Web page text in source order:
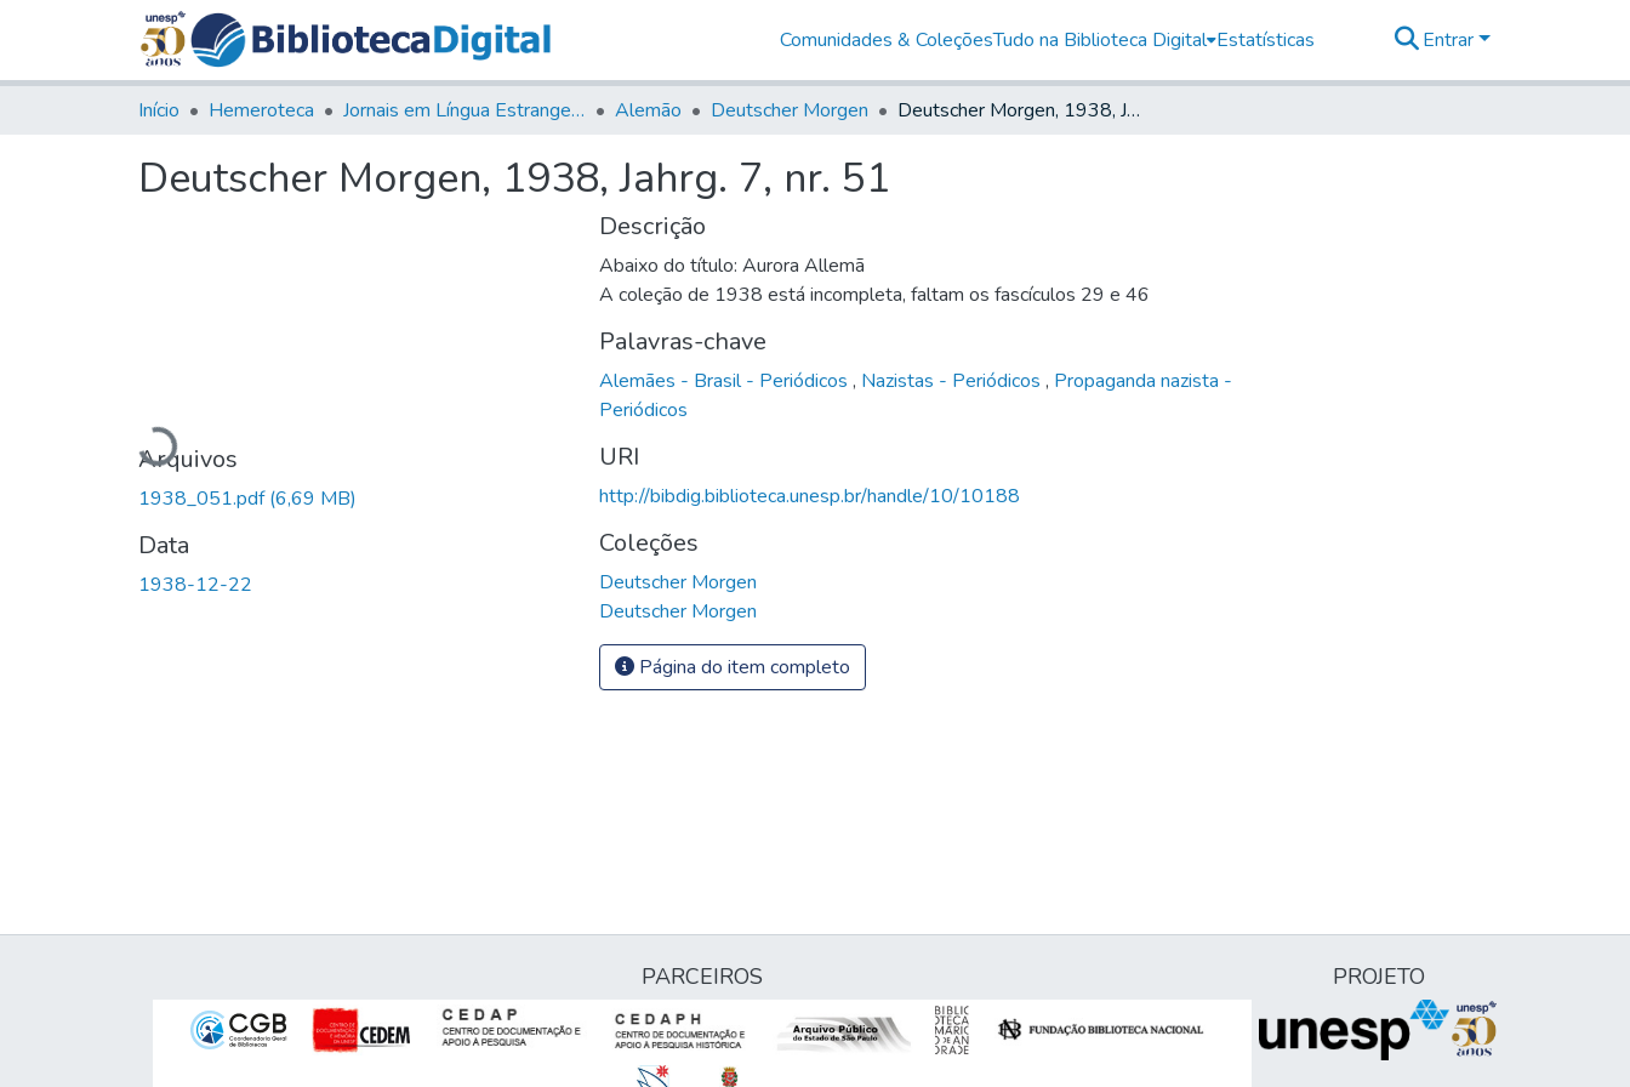
Comunidades & ColeçõesTudo na Biblioteca Digital Estatísticas Entrar
Início Hemeroteca Jornais em Língua Estrangeira Alemão Deutscher Morgen Deutscher Morgen, 1938, Jahrg. 7, nr. 51
Deutscher Morgen, 1938, Jahrg. 7, nr. 51
Carregando...
Arquivos
1938_051.pdf(6,69 MB)
Data
1938-12-22
Descrição
Abaixo do título: Aurora Allemã
A coleção de 1938 está incompleta, faltam os fascículos 29 e 46
Palavras-chave
Alemães - Brasil - Periódicos , Nazistas - Periódicos , Propaganda nazista -
Periódicos
URI
http://bibdig.biblioteca.unesp.br/handle/10/10188
Coleções
Deutscher Morgen
Deutscher Morgen
Página do item completo
PARCEIROS PROJETO